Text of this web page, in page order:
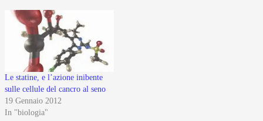
Le statine, e l’azione inibente
sulle cellule del cancro al seno
19 Gennaio 2012
In "biologia"